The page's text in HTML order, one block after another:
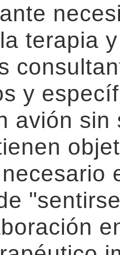
terapia
y
avión sin